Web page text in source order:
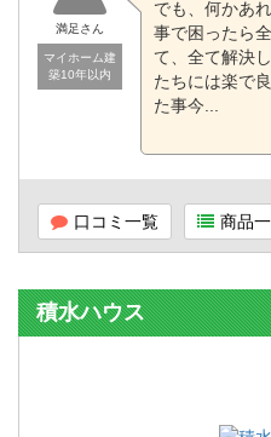
満足さん
マイホーム建
築10年以内
でも、何かあ
事で困ったら
て、全て解決
たちには楽で
た事今...
口コミ一覧 商品
積水ハウス